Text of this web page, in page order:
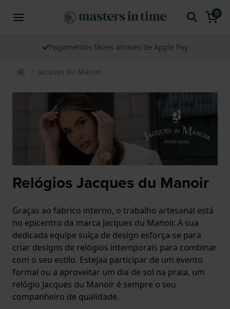
0
Pagamentos fáceis através de Apple Pay
Jacques du Manoir
Relógios Jacques du Manoir
Graças ao fabrico interno, o trabalho artesanal está
no epicentro da marca Jacques du Manoir. A sua
dedicada equipe suíça de design esforça-se para
criar designs de relógios intemporais para combinar
com o seu estilo. Estejaa participar de um evento
formal ou a aproveitar um dia de sol na praia, um
relógio Jacques du Manoir é sempre o seu
companheiro de qualidade.